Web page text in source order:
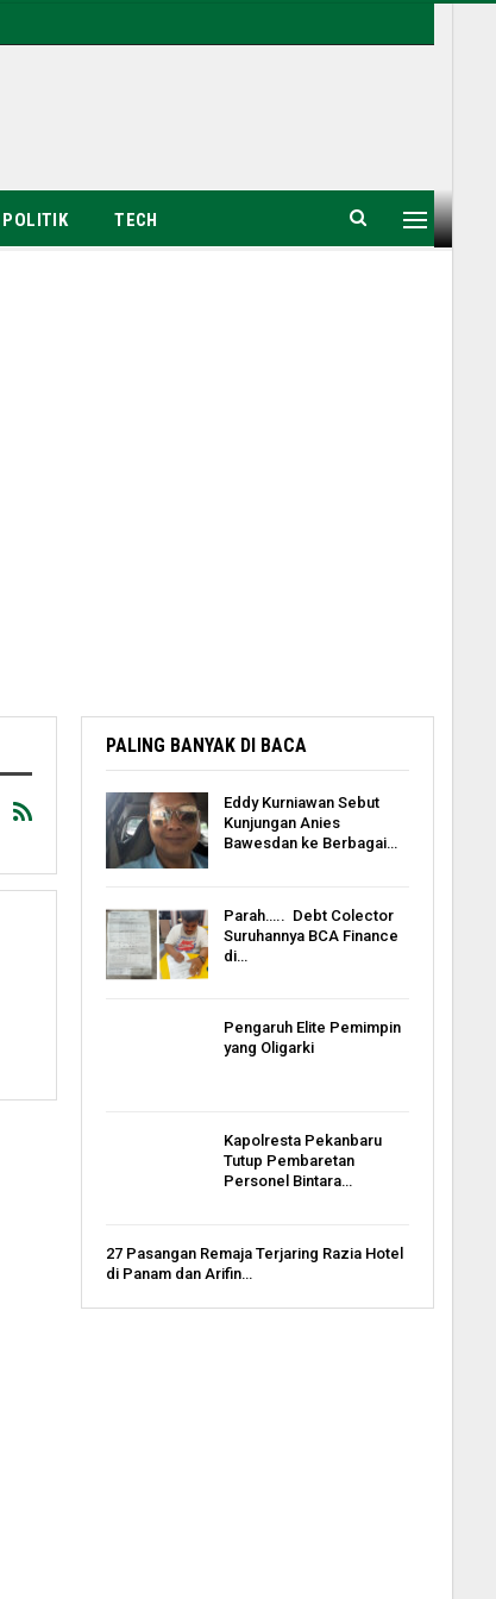
POLITIK TECH
PALING BANYAK DI BACA
Eddy Kurniawan Sebut
Kunjungan Anies
Bawesdan ke Berbagai…
Parah….. Debt Colector
Suruhannya BCA Finance
di…
Pengaruh Elite Pemimpin
yang Oligarki
Kapolresta Pekanbaru
Tutup Pembaretan
Personel Bintara…
27 Pasangan Remaja Terjaring Razia Hotel
di Panam dan Arifin…